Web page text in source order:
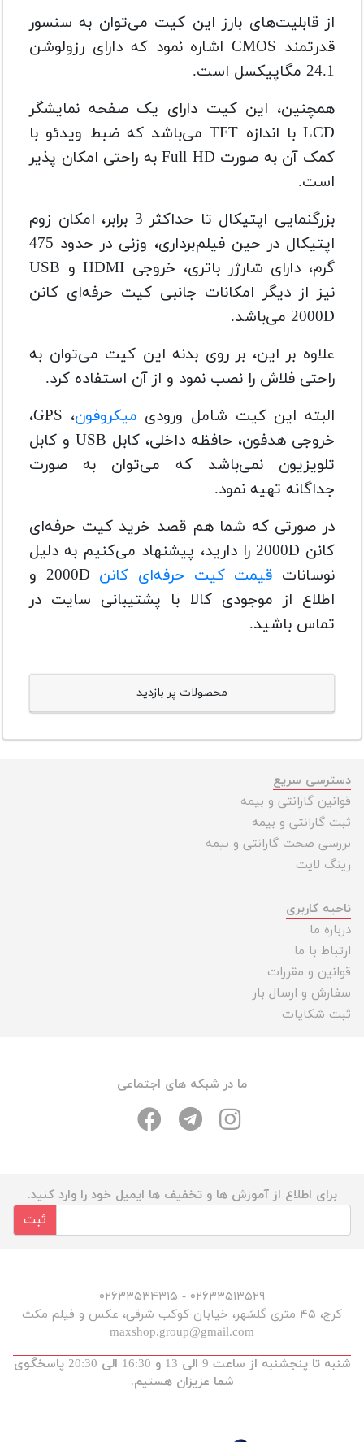
از قابلیت‌های بارز این کیت می‌توان به سنسور
قدرتمند CMOS اشاره نمود که دارای رزولوشن
24.1 مگاپیکسل است.
همچنین، این کیت دارای یک صفحه نمایشگر
LCD با اندازه TFT می‌باشد که ضبط ویدئو با
کمک آن به صورت Full HD به راحتی امکان پذیر
است.
بزرگنمایی اپتیکال تا حداکثر 3 برابر، امکان زوم
اپتیکال در حین فیلم‌برداری، وزنی در حدود 475
گرم، دارای شارژر باتری، خروجی HDMI و USB
نیز از دیگر امکانات جانبی کیت حرفه‌ای کانن
2000D می‌باشد.
علاوه بر این، بر روی بدنه این کیت می‌توان به
راحتی فلاش را نصب نمود و از آن استفاده کرد.
البته این کیت شامل ورودی میکروفون
، GPS،
خروجی هدفون، حافظه داخلی، کابل USB و کابل
تلویزیون نمی‌باشد که می‌توان به صورت
جداگانه تهیه نمود.
در صورتی که شما هم قصد خرید کیت حرفه‌ای
کانن 2000D را دارید، پیشنهاد می‌کنیم به دلیل
نوسانات قیمت کیت حرفه‌ای کانن
2000D و
اطلاع از موجودی کالا با پشتیبانی سایت در
تماس باشید.
محصولات پر بازدید
دسترسی سریع
قوانین گارانتی و بیمه
ثبت گارانتی و بیمه
بررسی صحت گارانتی و بیمه
رینگ لایت
ناحیه کاربری
درباره ما
ارتباط با ما
قوانین و مقررات
سفارش و ارسال بار
ثبت شکایات
ما در شبکه های اجتماعی
برای اطلاع از آموزش ها و تخفیف ها ایمیل خود را وارد کنید.
ثبت
۰۲۶۳۳۵۱۳۵۲۹ - ۰۲۶۳۳۵۳۴۳۱۵
کرج، ۴۵ متری گلشهر، خیابان کوکب شرقی، عکس و فیلم مکث
maxshop.group@gmail.com
شنبه تا پنجشنبه از ساعت 9 الی 13 و 16:30 الی 20:30 پاسخگوی
شما عزیزان هستیم.